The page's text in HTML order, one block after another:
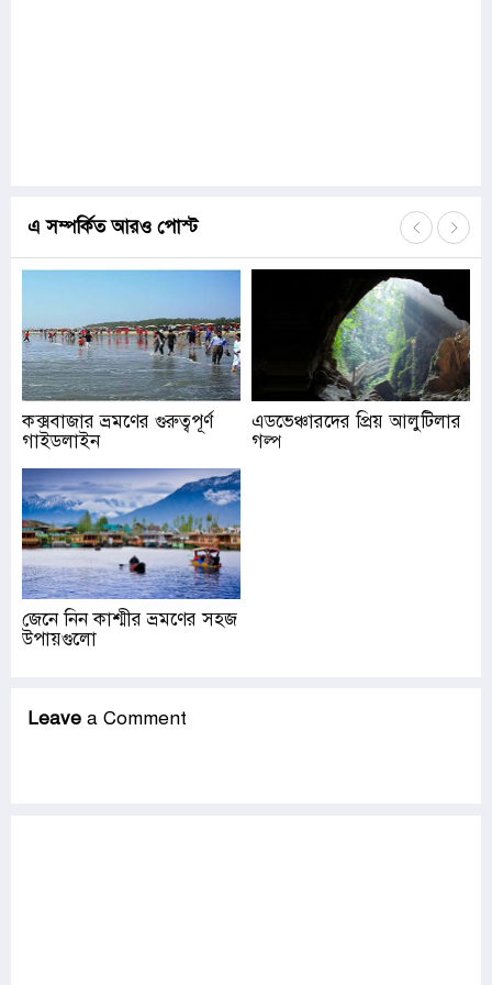
এ সম্পর্কিত আরও পোস্ট
কক্সবাজার ভ্রমণের গুরুত্বপূর্ণ
গাইডলাইন
এডভেঞ্চারদের প্রিয় আলুটিলার
গল্প
জেনে নিন কাশ্মীর ভ্রমণের সহজ
উপায়গুলো
Leave a Comment